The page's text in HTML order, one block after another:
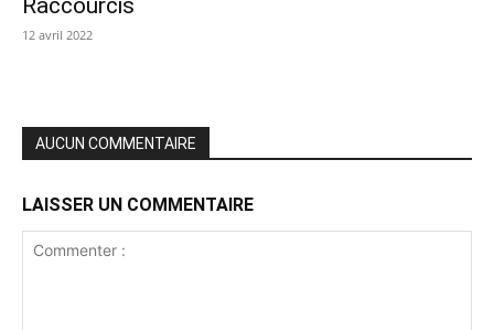
12 avril 2022
AUCUN COMMENTAIRE
LAISSER UN COMMENTAIRE